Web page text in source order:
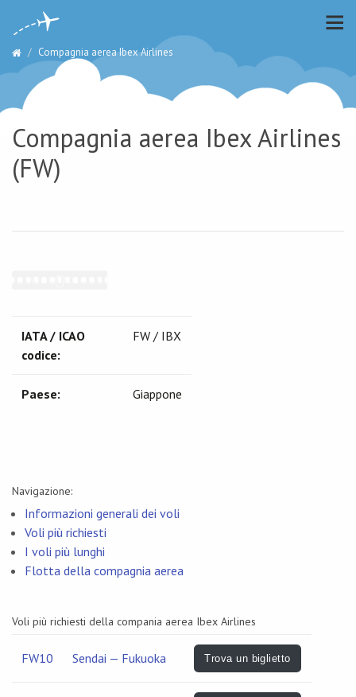
Compagnia aerea Ibex Airlines
Compagnia aerea Ibex Airlines
(FW)
IATA / ICAO
codice:
FW / IBX
Paese: Giappone
Navigazione:
Informazioni generali dei voli
Voli più richiesti
I voli più lunghi
Flotta della compagnia aerea
Voli più richiesti della compania aerea Ibex Airlines
FW10 Sendai — Fukuoka Trova un biglietto